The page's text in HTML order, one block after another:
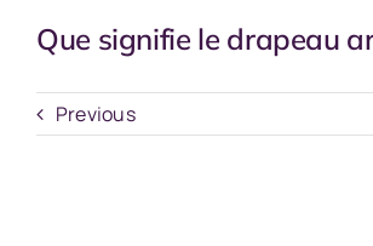
Que signifie le drapeau
Previous